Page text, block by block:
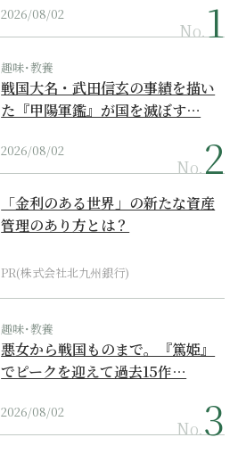
2026/08/02
No.
趣味･教養
戦国大名・武田信玄の事績を描い
た『甲陽軍鑑』が国を滅ぼす…
2026/08/02
No.
「金利のある世界」の新たな資産
管理のあり方とは？
PR(株式会社北九州銀行)
趣味･教養
悪女から戦国ものまで。『篤姫』
でピークを迎えて過去15作…
2026/08/02
No.